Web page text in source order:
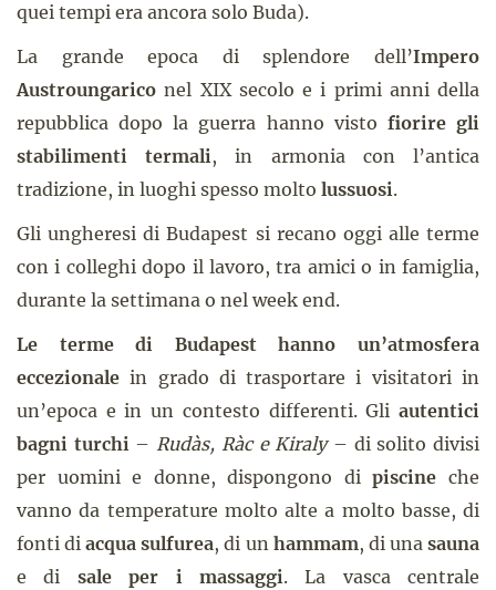
quei tempi era ancora solo Buda).
La grande epoca di splendore dell’Impero
Austroungarico nel XIX secolo e i primi anni della
repubblica dopo la guerra hanno visto fiorire gli
stabilimenti termali, in armonia con l’antica
tradizione, in luoghi spesso molto lussuosi.
Gli ungheresi di Budapest si recano oggi alle terme
con i colleghi dopo il lavoro, tra amici o in famiglia,
durante la settimana o nel week end.
Le terme di Budapest hanno un’atmosfera
eccezionale in grado di trasportare i visitatori in
un’epoca e in un contesto differenti. Gli autentici
bagni turchi–Rudàs, Ràc e Kiraly– di solito divisi
per uomini e donne, dispongono dipiscine che
vanno da temperature molto alte a molto basse, di
fonti diacqua sulfurea, di un hammam, di unasauna
e di sale per i massaggi. La vasca centrale